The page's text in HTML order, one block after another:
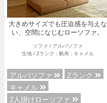
大きめサイズでも圧迫感を与えな
い、空間になじむローソファ。
ソファ / アルバソファ
生地 / Zランク : 帆布 : キャメル
アルバソファ
Zランク
キャメル
2人掛けローソファ